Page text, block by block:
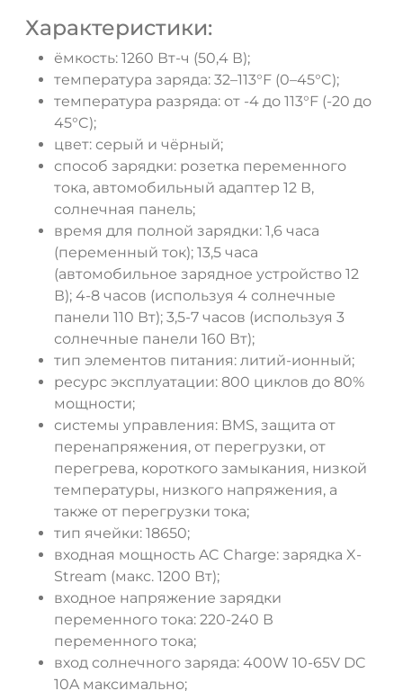
Характеристики:
ёмкость: 1260 Вт-ч (50,4 В);
температура заряда: 32–113°F (0–45°C);
температура разряда: от -4 до 113°F (-20 до
45°C);
цвет: серый и чёрный;
способ зарядки: розетка переменного
тока, автомобильный адаптер 12 В,
солнечная панель;
время для полной зарядки: 1,6 часа
(переменный ток); 13,5 часа
(автомобильное зарядное устройство 12
В); 4-8 часов (используя 4 солнечные
панели 110 Вт); 3,5-7 часов (используя 3
солнечные панели 160 Вт);
тип элементов питания: литий-ионный;
ресурс эксплуатации: 800 циклов до 80%
мощности;
системы управления: BMS, защита от
перенапряжения, от перегрузки, от
перегрева, короткого замыкания, низкой
температуры, низкого напряжения, а
также от перегрузки тока;
тип ячейки: 18650;
входная мощность AC Charge: зарядка X-
Stream (макс. 1200 Вт);
входное напряжение зарядки
переменного тока: 220-240 В
переменного тока;
вход солнечного заряда: 400W 10-65V DC
10A максимально;